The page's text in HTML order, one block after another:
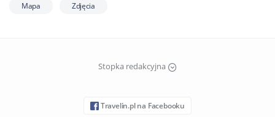
Mapa Zdjęcia
Stopka redakcyjna
Travelin.pl na Facebooku